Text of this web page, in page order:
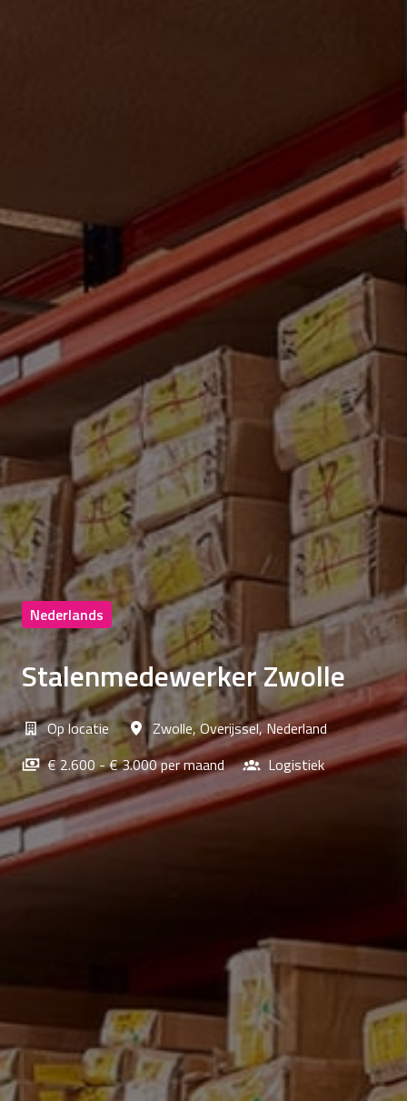
Nederlands
Stalenmedewerker Zwolle
Op locatie Zwolle,Overijssel,Nederland
€ 2.600 - € 3.000 per maand
Logistiek